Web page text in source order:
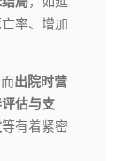
率、增加
出院时营
估与支
等有着紧密